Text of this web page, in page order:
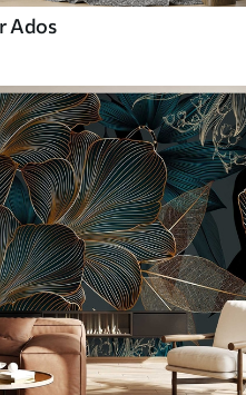
Ados